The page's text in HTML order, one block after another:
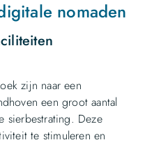
nomaden
zijn naar een
een groot aantal
sierbestrating. Deze
te stimuleren en